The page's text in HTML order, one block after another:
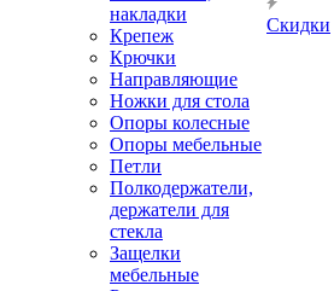
накладки
Крепеж
Крючки
Направляющие
Ножки для стола
Опоры колесные
Опоры мебельные
Петли
Полкодержатели,
держатели для
стекла
Защелки
мебельные
Скидки